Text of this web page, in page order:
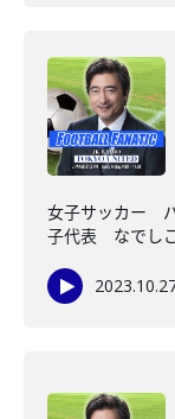
女子サッカー
子代表 なでし